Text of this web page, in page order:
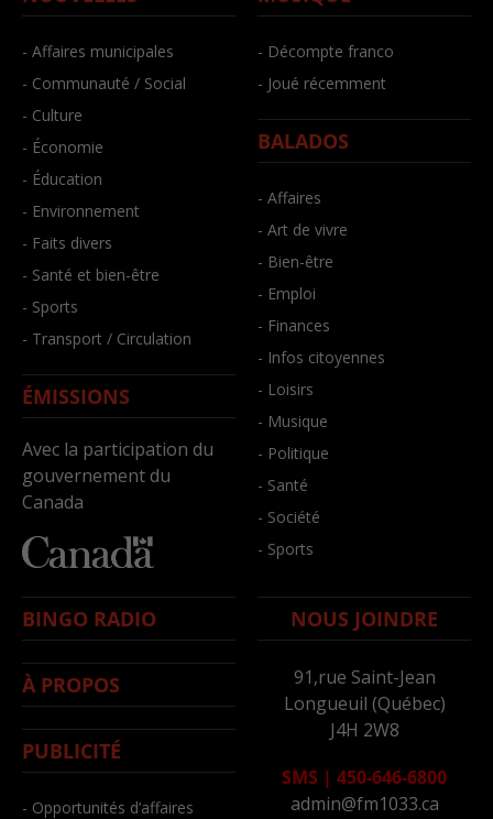
- Affaires municipales
- Communauté / Social
- Culture
- Économie
- Éducation
- Environnement
- Faits divers
- Santé et bien-être
- Sports
- Transport / Circulation
ÉMISSIONS
Avec la participation du
gouvernement du
Canada
- Décompte franco
- Joué récemment
BALADOS
- Affaires
- Art de vivre
- Bien-être
- Emploi
- Finances
- Infos citoyennes
- Loisirs
- Musique
- Politique
- Santé
- Société
- Sports
BINGO RADIO
À PROPOS
PUBLICITÉ
- Opportunités d’affaires
NOUS JOINDRE
91,rue Saint-Jean
Longueuil (Québec)
J4H 2W8
SMS | 450-646-6800
admin@fm1033.ca